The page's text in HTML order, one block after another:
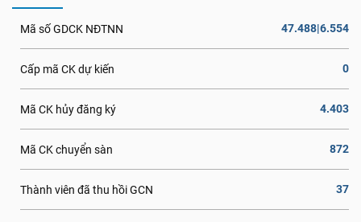
Mã số GDCK NĐTNN 47.488|6.554
Cấp mã CK dự kiến 0
Mã CK hủy đăng ký 4.403
Mã CK chuyển sàn 872
Thành viên đã thu hồi GCN 37